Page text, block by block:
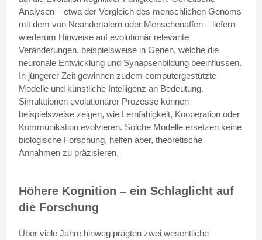
Analysen – etwa der Vergleich des menschlichen Genoms
mit dem von Neandertalern oder Menschenaffen – liefern
wiederum Hinweise auf evolutionär relevante
Veränderungen, beispielsweise in Genen, welche die
neuronale Entwicklung und Synapsenbildung beeinflussen.
In jüngerer Zeit gewinnen zudem computergestützte
Modelle und künstliche Intelligenz an Bedeutung.
Simulationen evolutionärer Prozesse können
beispielsweise zeigen, wie Lernfähigkeit, Kooperation oder
Kommunikation evolvieren. Solche Modelle ersetzen keine
biologische Forschung, helfen aber, theoretische
Annahmen zu präzisieren.
Höhere Kognition – ein Schlaglicht auf
die Forschung
Über viele Jahre hinweg prägten zwei wesentliche